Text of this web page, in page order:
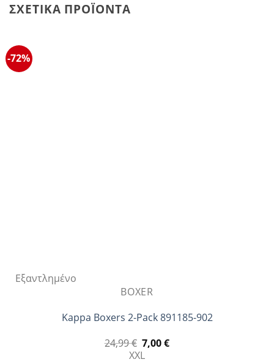
ΣΧΕΤΙΚΆ ΠΡΟΪΌΝΤΑ
-72%
Εξαντλημένο
BOXER
Kappa Boxers 2-Pack 891185-902
24,99€ Original
price
7,00€Η
XXL